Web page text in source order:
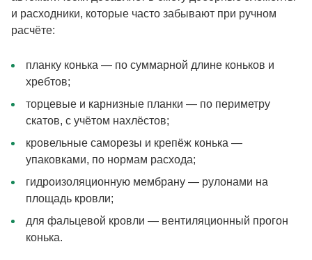
и расходники, которые часто забывают при ручном
расчёте:
планку конька — по суммарной длине коньков и
хребтов;
торцевые и карнизные планки — по периметру
скатов, с учётом нахлёстов;
кровельные саморезы и крепёж конька —
упаковками, по нормам расхода;
гидроизоляционную мембрану — рулонами на
площадь кровли;
для фальцевой кровли — вентиляционный прогон
конька.